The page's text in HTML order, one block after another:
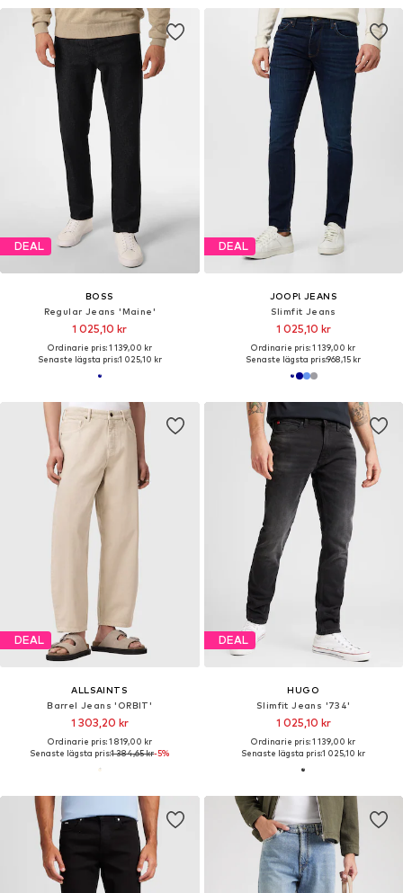
DEAL
BOSS
Regular Jeans 'Maine'
1 025,10 kr
Ordinarie pris: 1 139,00 kr
Senaste lägsta pris:1 025,10 kr
DEAL
JOOP! JEANS
Slimfit Jeans
1 025,10 kr
Ordinarie pris: 1 139,00 kr
Senaste lägsta pris:968,15 kr
DEAL
ALLSAINTS
Barrel Jeans 'ORBIT'
1 303,20 kr
Ordinarie pris: 1 819,00 kr
Senaste lägsta pris:1 384,65 kr-5%
DEAL
HUGO
Slimfit Jeans '734'
1 025,10 kr
Ordinarie pris: 1 139,00 kr
Senaste lägsta pris:1 025,10 kr